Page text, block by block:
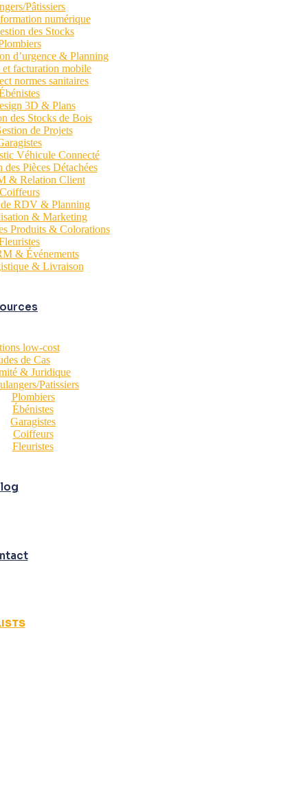
Pâtissiers
numérique
des Stocks
d’urgence & Planning
facturation mobile
normes sanitaires
3D & Plans
des Stocks de Bois
de Projets
Véhicule Connecté
des Pièces Détachées
& Relation Client
Coiffeurs
de RDV & Planning
& Marketing
Produits & Colorations
& Événements
& Livraison
low-cost
de Cas
& Juridique
Patissiers
Plombiers
Ébénistes
Garagistes
Coiffeurs
Fleuristes